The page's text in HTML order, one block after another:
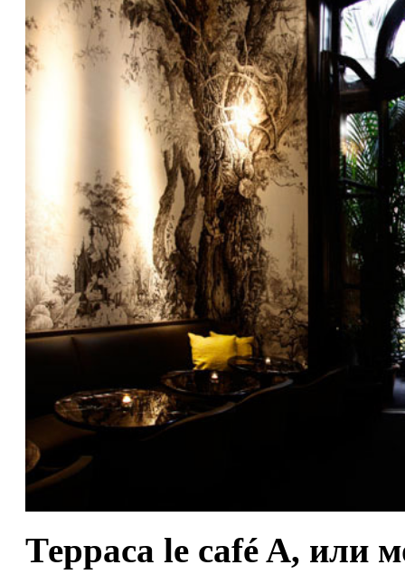
Терраса le café A, или